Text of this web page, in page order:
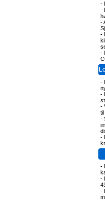
-
-
-
-
-
-
-
-
-
-
-
-
-